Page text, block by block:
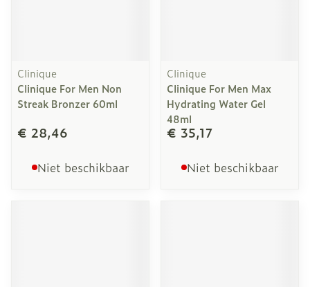
Clinique
Clinique For Men Non
Streak Bronzer 60ml
€ 28,46
Niet beschikbaar
Clinique
Clinique For Men Max
Hydrating Water Gel
48ml
€ 35,17
Niet beschikbaar